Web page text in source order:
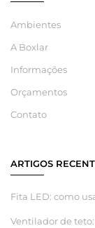
Ambientes
A Boxlar
Informações
Orçamentos
Contato
ARTIGOS
Fita LED: como
Ventilador de